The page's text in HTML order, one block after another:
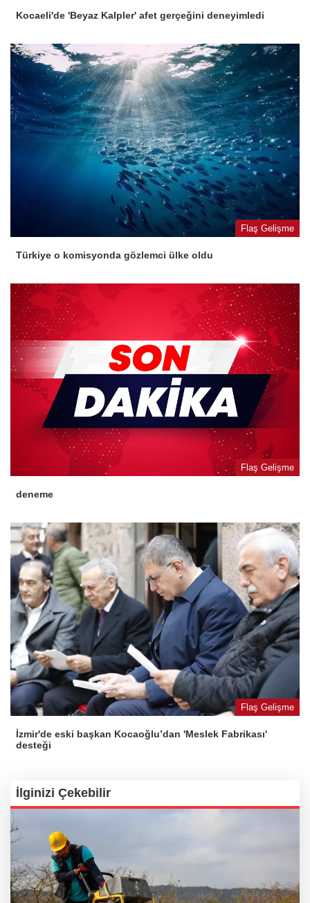
Kocaeli'de 'Beyaz Kalpler' afet gerçeğini deneyimledi
Flaş Gelişme
Türkiye o komisyonda gözlemci ülke oldu
Flaş Gelişme
deneme
Flaş Gelişme
İzmir'de eski başkan Kocaoğlu’dan 'Meslek Fabrikası'
desteği
İlginizi Çekebilir